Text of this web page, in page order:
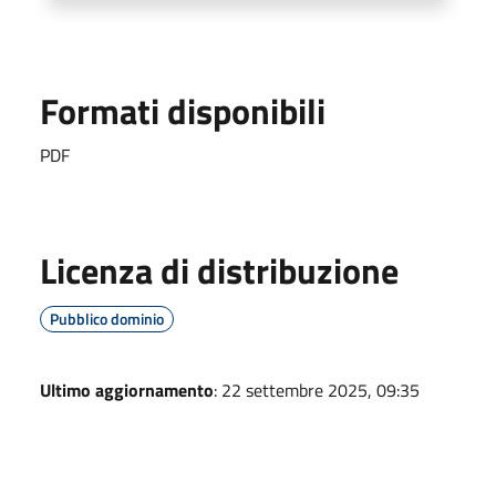
Formati disponibili
PDF
Licenza di distribuzione
Pubblico dominio
Ultimo aggiornamento: 22 settembre 2025, 09:35